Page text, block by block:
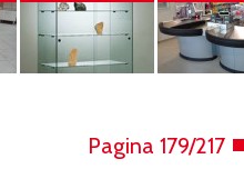
INTERNO
Pagina 179/217